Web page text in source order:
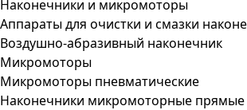
Наконечники и микромоторы
Аппараты для очистки и смазки
Воздушно-абразивный наконечник
Микромоторы
Микромоторы пневматические
Наконечники микромоторные прямые